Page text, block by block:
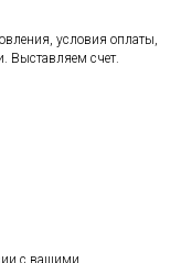
условия оплаты,
Выставляем счет.
с вашими